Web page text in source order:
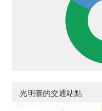
光明臺的交通站點